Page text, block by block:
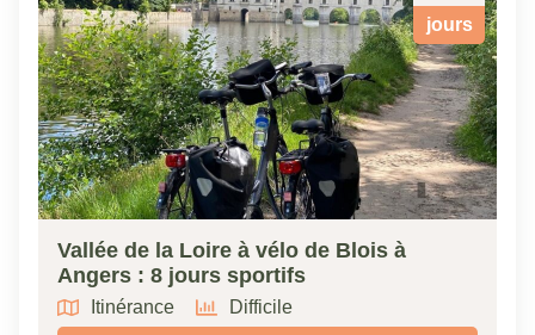
jours
Vallée de la Loire à vélo de Blois à
Angers : 8 jours sportifs
Itinérance
Difficile